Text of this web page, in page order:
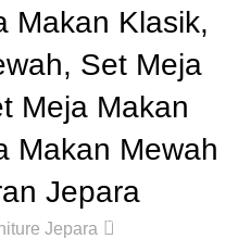
Makan Klasik,
Set Meja
Meja Makan
Makan Mewah
Jepara
Jepara 0